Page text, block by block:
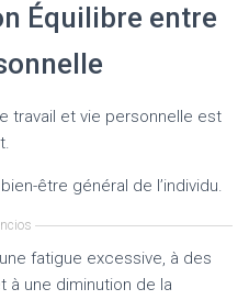
Équilibre entre
travail et vie personnelle est
être général de l’individu.
fatigue excessive, à des
à une diminution de la